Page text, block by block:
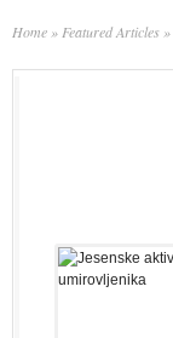
Home » Featured Articles »